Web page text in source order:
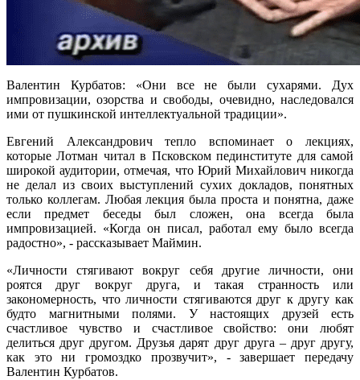
Валентин Курбатов: «Они все не были сухарями. Дух
импровизации, озорства и свободы, очевидно, наследовался
ими от пушкинской интеллектуальной традиции».
Евгений Александрович тепло вспоминает о лекциях,
которые Лотман читал в Псковском пединституте для самой
широкой аудитории, отмечая, что Юрий Михайлович никогда
не делал из своих выступлений сухих докладов, понятных
только коллегам. Любая лекция была проста и понятна, даже
если предмет беседы был сложен, она всегда была
импровизацией. «Когда он писал, работал ему было всегда
радостно», - рассказывает Маймин.
«Личности стягивают вокруг себя другие личности, они
роятся друг вокруг друга, и такая странность или
закономерность, что личности стягиваются друг к другу как
будто магнитными полями. У настоящих друзей есть
счастливое чувство и счастливое свойство: они любят
делиться друг другом. Друзья дарят друг друга – друг другу,
как это ни громоздко прозвучит», - завершает передачу
Валентин Курбатов.